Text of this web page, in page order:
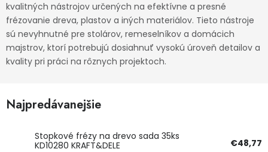
Záhrada
Príslušenstvo pre automobily
Domácnosť
Ochranné pracovné pomôcky
kvalitných nástrojov určených na efektívne a presné
frézovanie dreva, plastov a iných materiálov. Tieto nástroje
sú nevyhnutné pre stolárov, remeselníkov a domácich
majstrov, ktorí potrebujú dosiahnuť vysokú úroveň detailov a
kvality pri práci na rôznych projektoch.
Najpredávanejšie
Stopkové frézy na drevo sada 35ks
KD10280 KRAFT&DELE
€48,77